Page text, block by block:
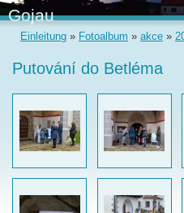
Gojau
Einleitung » Fotoalbum » akce »
Putování do Betléma